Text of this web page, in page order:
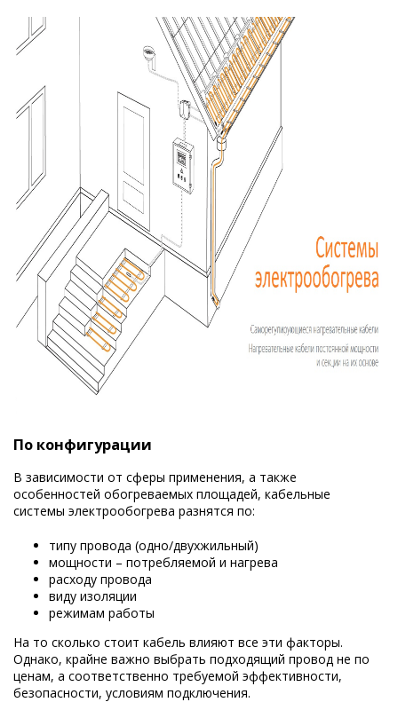
По конфигурации
В зависимости от сферы применения, а также
особенностей обогреваемых площадей, кабельные
системы электрообогрева разнятся по:
типу провода (одно/двухжильный)
мощности – потребляемой и нагрева
расходу провода
виду изоляции
режимам работы
На то сколько стоит кабель влияют все эти факторы.
Однако, крайне важно выбрать подходящий провод не по
ценам, а соответственно требуемой эффективности,
безопасности, условиям подключения.